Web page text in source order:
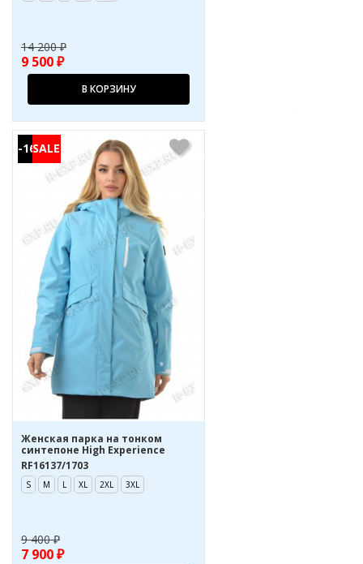
14 200 ₽
9 500 ₽
В КОРЗИНУ
-16%
Женская парка на тонком
синтепоне High Experience
RF16137/1703
S M L XL 2XL 3XL
9 400 ₽
7 900 ₽